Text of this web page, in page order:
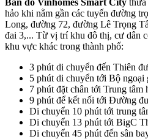
hảo khi nằm gần các tuyến đường
Long, đường 72, đường Lê Trọng
đai 3,... Từ vị trí khu đô thị, cư dân
khu vực khác trong thành phố:
3 phút di chuyển đến Thiên
5 phút di chuyển tới Bộ ngoại
7 phút đặt chân tới Trung tâm
9 phút để kết nối tới Đường
Di chuyển 10 phút tới trung
Di chuyển 13 phút tới BigC
Di chuyển 45 phút đến sân